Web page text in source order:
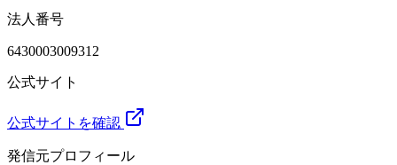
法人番号
6430003009312
公式サイト
公式サイトを確認
発信元プロフィール